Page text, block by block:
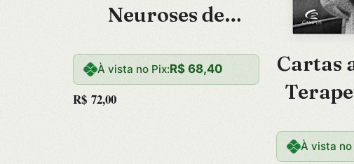
Neuroses de
Ampliada
À vista no Pix:R$ 68,40
R$ 72,00
Cartas
À vista no